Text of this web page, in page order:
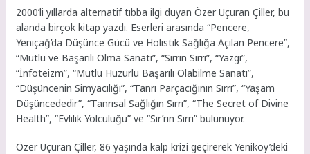
2000’li yıllarda alternatif tıbba ilgi duyan Özer Uçuran Çiller, bu
alanda birçok kitap yazdı. Eserleri arasında “Pencere,
Yeniçağ’da Düşünce Gücü ve Holistik Sağlığa Açılan Pencere”,
“Mutlu ve Başarılı Olma Sanatı”, “Sırrın Sırrı”, “Yazgı”,
“İnfoteizm”, “Mutlu Huzurlu Başarılı Olabilme Sanatı”,
“Düşüncenin Simyacılığı”, “Tanrı Parçacığının Sırrı”, “Yaşam
Düşüncededir”, “Tanrısal Sağlığın Sırrı”, “The Secret of Divine
Health”, “Evlilik Yolculuğu” ve “Sır’rın Sırrı” bulunuyor.
Özer Uçuran Çiller, 86 yaşında kalp krizi geçirerek Yeniköy’deki